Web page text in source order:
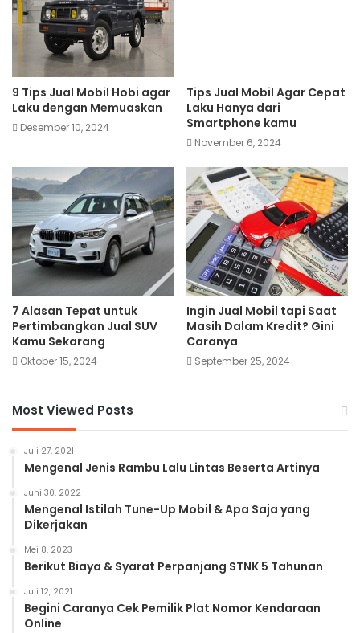
9 Tips Jual Mobil Hobi agar
Laku dengan Memuaskan
Desember 10, 2024
Tips Jual Mobil Agar Cepat
Laku Hanya dari
Smartphone kamu
November 6, 2024
7 Alasan Tepat untuk
Pertimbangkan Jual SUV
Kamu Sekarang
Oktober 15, 2024
Ingin Jual Mobil tapi Saat
Masih Dalam Kredit? Gini
Caranya
September 25, 2024
Most Viewed Posts
Juli 27, 2021
Mengenal Jenis Rambu Lalu Lintas Beserta Artinya
Juni 30, 2022
Mengenal Istilah Tune-Up Mobil & Apa Saja yang
Dikerjakan
Mei 8, 2023
Berikut Biaya & Syarat Perpanjang STNK 5 Tahunan
Juli 12, 2021
Begini Caranya Cek Pemilik Plat Nomor Kendaraan
Online